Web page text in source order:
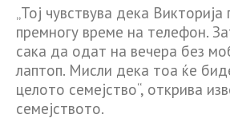
„Тој чувствува дека
премногу време на телефон.
сака да одат на вечера без
лаптоп. Мисли дека тоа ќе
целото семејство“, открива
семејството.